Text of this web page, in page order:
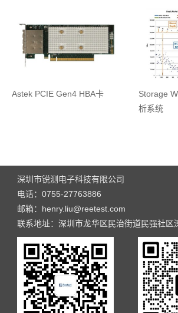
Astek PCIE Gen4 HBA卡
Storage
析系统
深圳市锐测电子科技有限公司
电话：0755-27763886
邮箱：henry.liu@reetest.com
联系地址：深圳市龙华区民治街道民强社区